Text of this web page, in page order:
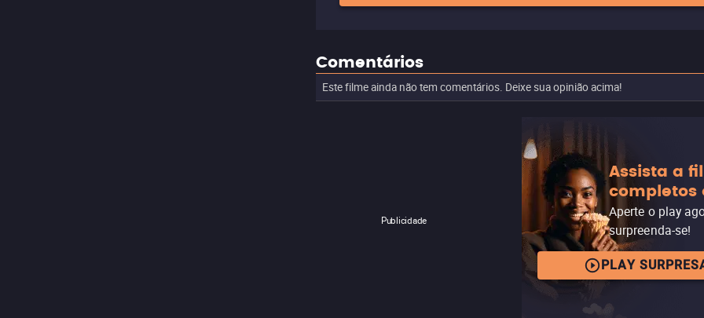
Comentários
Este filme ainda não tem comentários. Deixe sua opinião acima!
Publicidade
Assista a
completos
Aperte o play
surpreenda-se!
PLAY